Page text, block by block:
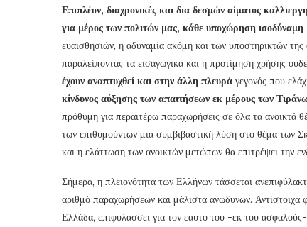
Επιπλέον, διαχρονικές και δια δεσμών αίματος
για μέρος των πολιτών μας, κάθε υποχώρηση
ευαισθησιών, η αδυναμία ακόμη και των υποστηρικτών
παραλείποντας τα εισαγωγικά και η προτίμηση χρήσης
έχουν αναπτυχθεί και στην άλλη πλευρά γεγονός που
κίνδυνος αύξησης των απαιτήσεων εκ μέρους των
πρόθυμη για περαιτέρω παραχωρήσεις σε όλα τα ανοικτά
των επιθυμούντων μια συμβιβαστική λύση στο θέμα των
και η ελάττωση των ανοικτών μετώπων θα επιτρέψει την
Σήμερα, η πλειονότητα των Ελλήνων τάσσεται
αριθμό παραχωρήσεων και μάλιστα ανώδυνων. Αντίστοιχα
Ελλάδα, επιφυλάσσει για τον εαυτό του -εκ του